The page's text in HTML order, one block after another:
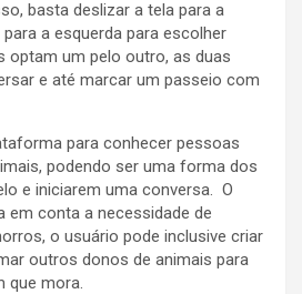
basta deslizar a tela para a
para a esquerda para escolher
optam um pelo outro, as duas
e até marcar um passeio com
para conhecer pessoas
podendo ser uma forma dos
e iniciarem uma conversa. O
em conta a necessidade de
o usuário pode inclusive criar
outros donos de animais para
que mora.